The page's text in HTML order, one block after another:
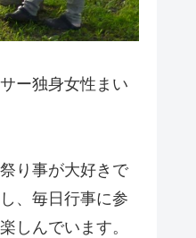
ー独身女性まい
り事が大好きで
、毎日行事に参
しんでいます。